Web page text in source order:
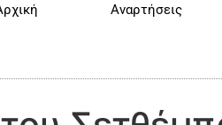
Αναρτήσεις